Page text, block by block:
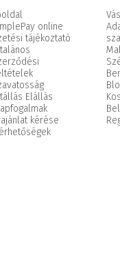
online
tájékoztató
Elállás
kérése